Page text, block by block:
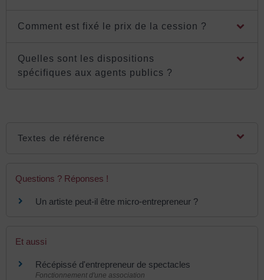
Comment est fixé le prix de la cession ?
Quelles sont les dispositions
spécifiques aux agents publics ?
Textes de référence
Questions ? Réponses !
Un artiste peut-il être micro-entrepreneur ?
Et aussi
Récépissé d'entrepreneur de spectacles
Fonctionnement d'une association